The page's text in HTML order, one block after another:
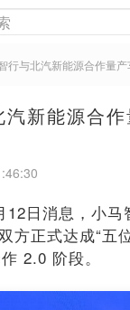
行与北汽新能源合作量
汽新能源合
12日消息，小马
方正式达成“五
2.0 阶段。